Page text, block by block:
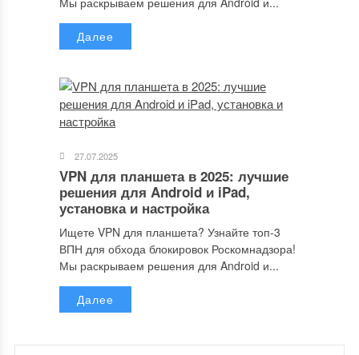
Далее
27.07.2025
VPN для планшета в 2025: лучшие
решения для Android и iPad,
установка и настройка
Ищете VPN для планшета? Узнайте топ-3
ВПН для обхода блокировок Роскомнадзора!
Мы раскрываем решения для Android и...
Далее